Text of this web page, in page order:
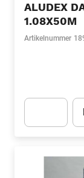
ALUDEX
1.08X50M
Artikelnummer